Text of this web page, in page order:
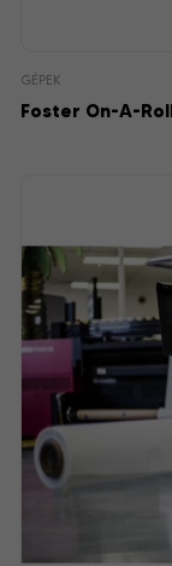
GÉPEK
Foster On-A-